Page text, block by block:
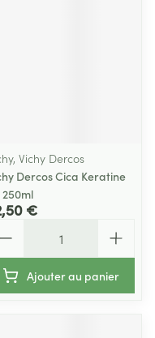
Vichy Dercos
Dercos Cica Keratine
250ml
€
Ajouter au panier